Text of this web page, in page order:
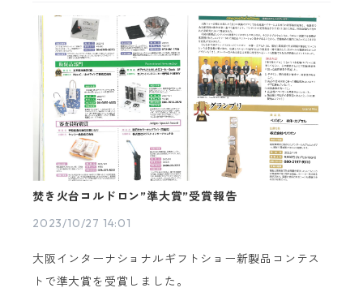
焚き火台コルドロン”準大賞”受賞報告
2023/10/27 14:01
大阪インターナショナルギフトショー新製品コンテス
トで準大賞を受賞しました。